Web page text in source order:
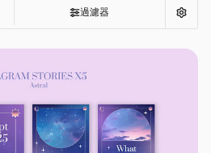
過濾器